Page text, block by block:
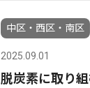
中区・西区・南区
2025.09.01
脱炭素に取り